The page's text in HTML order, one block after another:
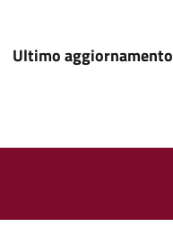
Ultimo aggiornamento